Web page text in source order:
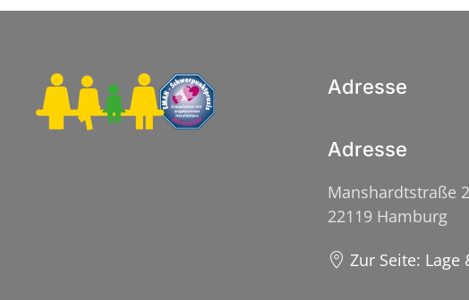
Adresse
Adresse
Manshardtstraße 2
22119 Hamburg
Zur Seite: Lage